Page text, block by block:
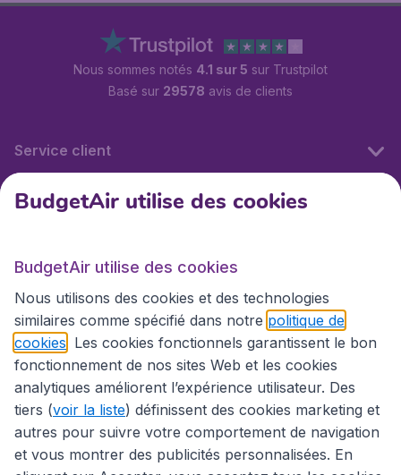
Nous sommes notés 4.1 sur 5 sur Trustpilot
Basé sur 29578 avis de clients
Service client
BudgetAir.fr
Sites internationaux
BudgetAir utilise des cookies
BudgetAir utilise des cookies
Nous utilisons des cookies et des technologies
similaires comme spécifié dans notre politique de
cookies . Les cookies fonctionnels garantissent le bon
fonctionnement de nos sites Web et les cookies
analytiques améliorent l’expérience utilisateur. Des
tiers (voir la liste) définissent des cookies marketing et
autres pour suivre votre comportement de navigation
et vous montrer des publicités personnalisées. En